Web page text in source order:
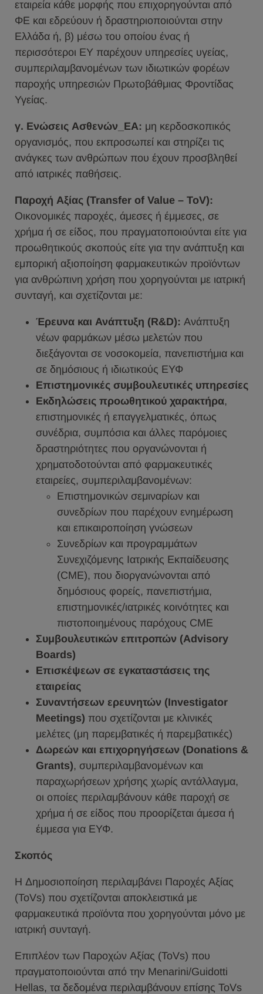
εταιρεία κάθε μορφής που επιχορηγούνται από
ΦΕ και εδρεύουν ή δραστηριοποιούνται στην
Ελλάδα ή, β) μέσω του οποίου ένας ή
περισσότεροι ΕΥ παρέχουν υπηρεσίες υγείας,
συμπεριλαμβανομένων των ιδιωτικών φορέων
παροχής υπηρεσιών Πρωτοβάθμιας Φροντίδας
Υγείας.
γ. Ενώσεις Ασθενών_ΕΑ: μη κερδοσκοπικός
οργανισμός, που εκπροσωπεί και στηρίζει τις
ανάγκες των ανθρώπων που έχουν προσβληθεί
από ιατρικές παθήσεις.
Παροχή Αξίας (Transfer of Value – ToV):
Οικονομικές παροχές, άμεσες ή έμμεσες, σε
χρήμα ή σε είδος, που πραγματοποιούνται είτε για
προωθητικούς σκοπούς είτε για την ανάπτυξη και
εμπορική αξιοποίηση φαρμακευτικών προϊόντων
για ανθρώπινη χρήση που χορηγούνται με ιατρική
συνταγή, και σχετίζονται με:
Έρευνα και Ανάπτυξη (R&D): Ανάπτυξη
νέων φαρμάκων μέσω μελετών που
διεξάγονται σε νοσοκομεία, πανεπιστήμια και
σε δημόσιους ή ιδιωτικούς ΕΥΦ
Επιστημονικές συμβουλευτικές υπηρεσίες
Εκδηλώσεις προωθητικού χαρακτήρα,
επιστημονικές ή επαγγελματικές, όπως
συνέδρια, συμπόσια και άλλες παρόμοιες
δραστηριότητες που οργανώνονται ή
χρηματοδοτούνται από φαρμακευτικές
εταιρείες, συμπεριλαμβανομένων:
Επιστημονικών σεμιναρίων και
συνεδρίων που παρέχουν ενημέρωση
και επικαιροποίηση γνώσεων
Συνεδρίων και προγραμμάτων
Συνεχιζόμενης Ιατρικής Εκπαίδευσης
(CME), που διοργανώνονται από
δημόσιους φορείς, πανεπιστήμια,
επιστημονικές/ιατρικές κοινότητες και
πιστοποιημένους παρόχους CME
Συμβουλευτικών επιτροπών (Advisory
Boards)
Επισκέψεων σε εγκαταστάσεις της
εταιρείας
Συναντήσεων ερευνητών (Investigator
Meetings) που σχετίζονται με κλινικές
μελέτες (μη παρεμβατικές ή παρεμβατικές)
Δωρεών και επιχορηγήσεων (Donations &
Grants), συμπεριλαμβανομένων και
παραχωρήσεων χρήσης χωρίς αντάλλαγμα,
οι οποίες περιλαμβάνουν κάθε παροχή σε
χρήμα ή σε είδος που προορίζεται άμεσα ή
έμμεσα για ΕΥΦ.
Σκοπός
Η Δημοσιοποίηση περιλαμβάνει Παροχές Αξίας
(ToVs) που σχετίζονται αποκλειστικά με
φαρμακευτικά προϊόντα που χορηγούνται μόνο με
ιατρική συνταγή.
Επιπλέον των Παροχών Αξίας (ToVs) που
πραγματοποιούνται από την Menarini/Guidotti
Hellas, τα δεδομένα περιλαμβάνουν επίσης ToVs